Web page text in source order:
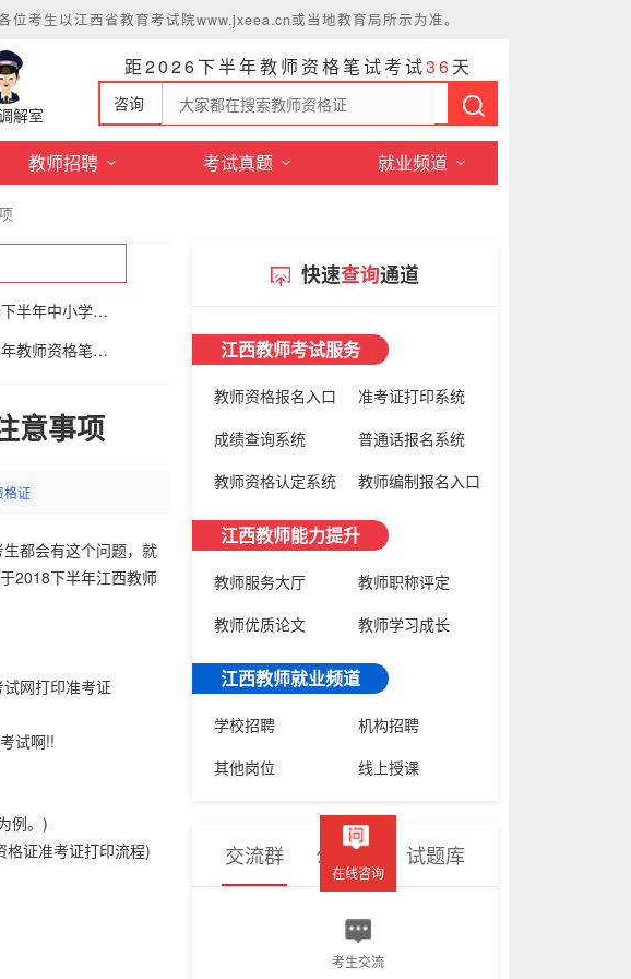
考生以江西省教育考试院www.jxeea.cn或当地教育局所示为准。
在线咨询
考生交流
解室
距2026下半年教师资格笔试考试36天
咨询
教师招聘 考试真题 就业频道
江西省2025年下半年中小学教师资格考试（笔试）
江西2025下半年教师资格笔试考前告知书
意事项
格证
都会有这个问题，就
2018下半年江西教师
网打印准考证
试啊!!
例。)
证准考证打印流程)
快速查询通道
江西教师考试服务
教师资格报名入口
准考证打印系统
成绩查询系统
普通话报名系统
教师资格认定系统
教师编制报名入口
江西教师能力提升
教师服务大厅
教师职称评定
教师优质论文
教师学习成长
江西教师就业频道
学校招聘
机构招聘
其他岗位
线上授课
交流群 公众号 试题库